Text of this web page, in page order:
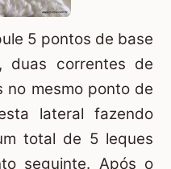
5 pontos de base
correntes de
no mesmo ponto de
lateral fazendo
total de 5 leques
seguinte. Após o